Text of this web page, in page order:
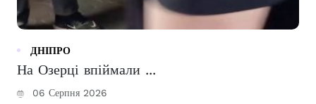
ДНІПРО
На Озерці впіймали ...
06 Серпня 2026